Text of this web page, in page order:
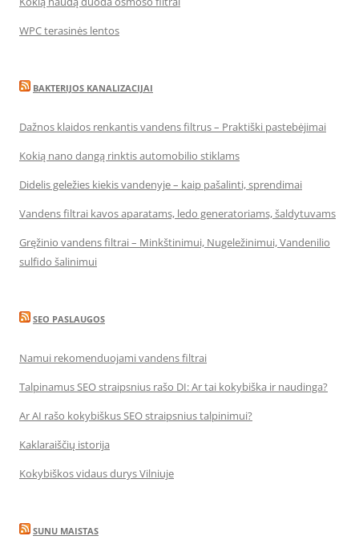
WPC terasinės lentos
BAKTERIJOS KANALIZACIJAI
Dažnos klaidos renkantis vandens filtrus – Praktiški pastebėjimai
Kokią nano dangą rinktis automobilio stiklams
Didelis geležies kiekis vandenyje – kaip pašalinti, sprendimai
Vandens filtrai kavos aparatams, ledo generatoriams, šaldytuvams
Gręžinio vandens filtrai – Minkštinimui, Nugeležinimui, Vandenilio
sulfido šalinimui
SEO PASLAUGOS
Namui rekomenduojami vandens filtrai
Talpinamus SEO straipsnius rašo DI: Ar tai kokybiška ir naudinga?
Ar AI rašo kokybiškus SEO straipsnius talpinimui?
Kaklaraiščių istorija
Kokybiškos vidaus durys Vilniuje
SUNU MAISTAS